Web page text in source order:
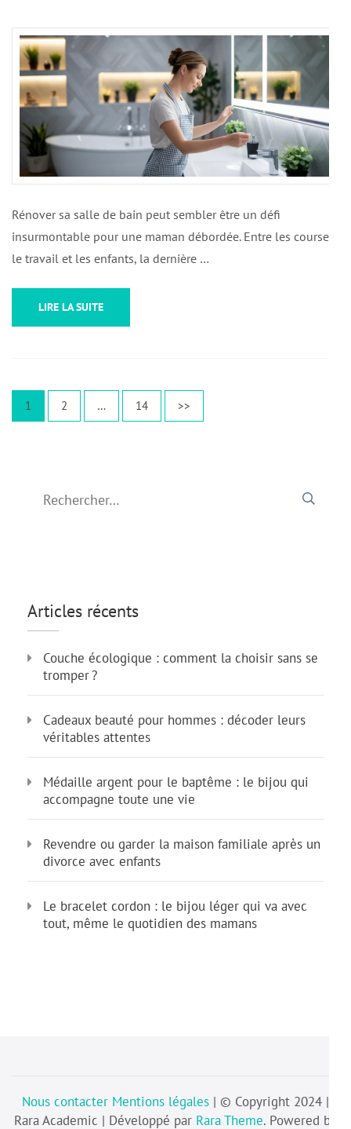
Rénover sa salle de bain peut sembler être un défi
insurmontable pour une maman débordée. Entre les courses,
le travail et les enfants, la dernière …
LIRE LA SUITE
Pagination
des
Page
1 Page
2 … Page
14 >>
Articles récents
Couche écologique : comment la choisir sans se
tromper ?
Cadeaux beauté pour hommes : décoder leurs
véritables attentes
Médaille argent pour le baptême : le bijou qui
accompagne toute une vie
Revendre ou garder la maison familiale après un
divorce avec enfants
Le bracelet cordon : le bijou léger qui va avec
tout, même le quotidien des mamans
Nous contacter Mentions légales | © Copyright 2024 |
Rara Academic | Développé par Rara Theme. Powered by